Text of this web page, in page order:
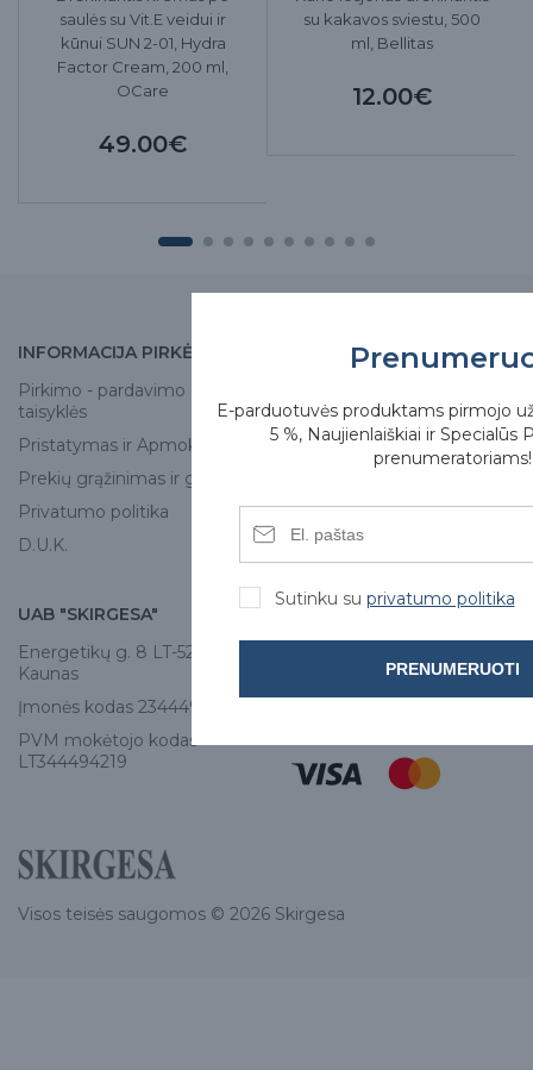
saulės su Vit.E veidui ir
kūnui SUN 2-01, Hydra
Factor Cream, 200 ml,
OCare
49.00€
su kakavos sviestu, 500
ml, Bellitas
12.00€
INFORMACIJA PIRKĖJUI
Pirkimo - pardavimo
taisyklės
Pristatymas ir Apmokėjimas
Prekių grąžinimas ir garantija
Privatumo politika
D.U.K.
APIE MUS
Skirgesa parduotuvės
UAB "SKIRGESA"
Energetikų g. 8 LT-52461,
Kaunas
Įmonės kodas 234449420
PVM mokėtojo kodas
LT344494219
KONTAKTAI
Visos teisės saugomos © 2026 Skirgesa
E-parduotuvės produktams pirmojo
5 %, Naujienlaiškiai ir Specialūs
prenumeratoriams!
Sutinku su privatumo politika
PRENUMERUOTI